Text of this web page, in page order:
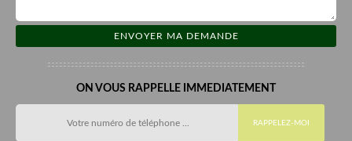
ON VOUS RAPPELLE IMMEDIATEMENT